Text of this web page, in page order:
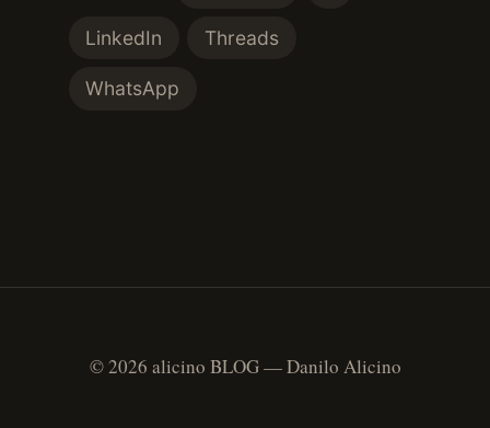
LinkedIn Threads
WhatsApp
© 2026 alicino BLOG — Danilo Alicino